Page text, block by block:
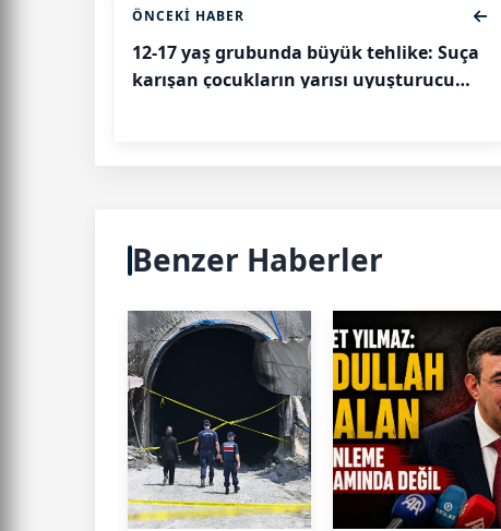
ÖNCEKI HABER
12-17 yaş grubunda büyük tehlike: Suça
karışan çocukların yarısı uyuşturucu
Benzer Haberler